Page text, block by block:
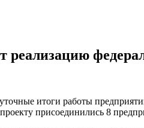
итоги работы
присоединились 8